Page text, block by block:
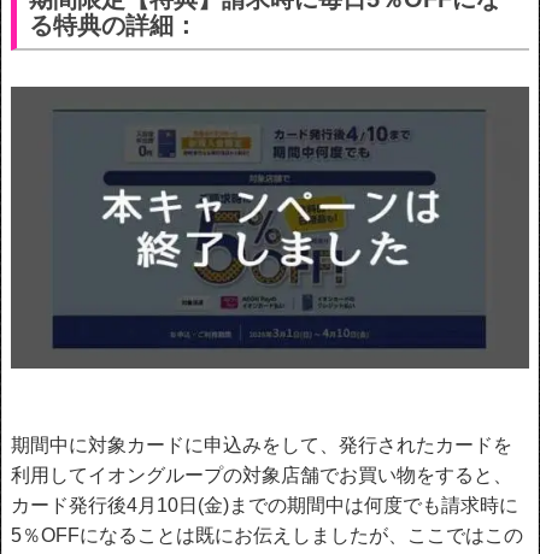
る特典の詳細：
期間中に対象カードに申込みをして、発行されたカードを
利用してイオングループの対象店舗でお買い物をすると、
カード発行後4月10日(金)までの期間中は何度でも請求時に
5％OFFになることは既にお伝えしましたが、ここではこの